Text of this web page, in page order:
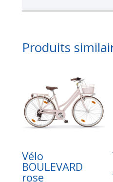
Produits
Vélo
BOULEVARD
rose